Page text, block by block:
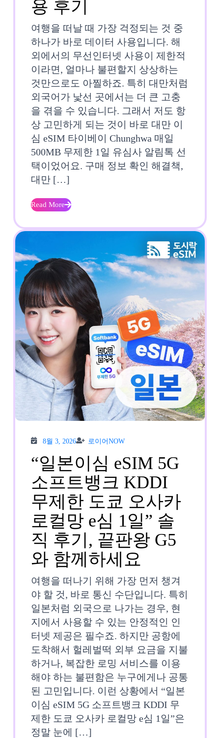
용 후기
만
이
심
eSIM
타
이
베
이
500MB
무
제
한
1
일
유
심
사
알
림
톡
사
용
후
기
여행을 떠날 때 가장 걱정되는 것 중
하나가 바로 데이터 사용입니다. 해
외에서의 무선인터넷 사용이 제한적
이라면, 얼마나 불편할지 상상하는
것만으로도 아찔하죠. 특히 대만처럼
외국어가 낯선 곳에서는 더 큰 고충
을 겪을 수 있습니다. 그래서 저도 항
상 고민하게 되는 것이 바로 대만 이
심 eSIM 타이베이 Chunghwa 매일
500MB 무제한 1일 유심사 알림톡 선
택이었어요. 구매 정보 확인 해결책,
대만 […]
Read More
Read
8월 3, 2026
3,
2026
로이어NOW
어
NOW
“일본이심 eSIM 5G
소프트뱅크 KDDI
무제한 도쿄 오사카
로컬망 e심 1일” 솔
직 후기, 끝판왕 G5
와 함께하세요
본
이
심
eSIM
5G
소
프
트
여행을 떠나기 위해 가장 먼저 챙겨
야 할 것, 바로 통신 수단입니다. 특히
일본처럼 외국으로 나가는 경우, 현
지에서 사용할 수 있는 안정적인 인
터넷 제공은 필수죠. 하지만 공항에
도착해서 헐레벌떡 외부 요금을 지불
하거나, 복잡한 로밍 서비스를 이용
해야 하는 불편함은 누구에게나 공통
된 고민입니다. 이런 상황에서 “일본
이심 eSIM 5G 소프트뱅크 KDDI 무
제한 도쿄 오사카 로컬망 e심 1일”은
정말 눈에 […]